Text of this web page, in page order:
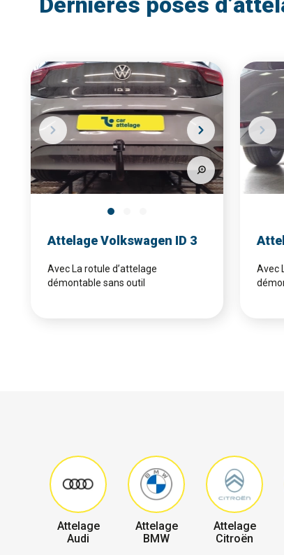
Attelage Volkswagen ID 3
Avec La rotule d’attelage
démontable sans outil
Avec
Attelage
Audi
Attelage
BMW
Attelage
Citroën